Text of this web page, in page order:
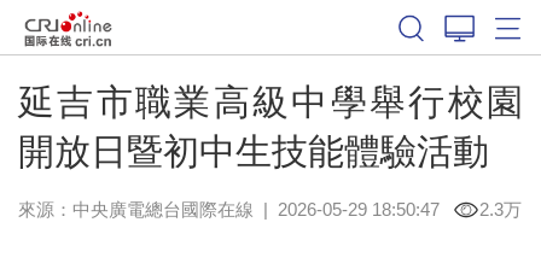
延吉市職業高級中學舉行校園
開放日暨初中生技能體驗活動
來源：中央廣電總台國際在線 | 2026-05-29 18:50:47 2.3万